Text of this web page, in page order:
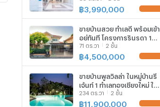
เฟส พร้อมย้ายเข้าอยู่ได้เลย
฿3,990,000
ขายบ้านสวย ทำเลดี พร้อมเข้า
อยู่ทันที โครงการรินรดา 1
เชียงใหม่ บ้านสวยเฟอร์ครบ
เดินทางง่าย สะดวกสบาย น้ำ
71 ตร.วา 2 ชั้น
฿ 4,500,000
ขายบ้านพูลวิลล่า ในหมู่บ้านรี
เจ้นท์ 1 ทำเลทองเชียงใหม่ ใกล้
เซ็นทรัลเฟสติวัล
T.0946511456
234 ตร.วา 2 ชั้น
฿11,900,000